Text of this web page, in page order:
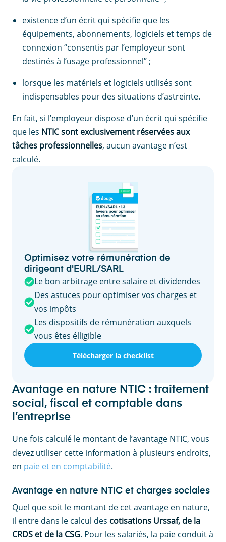
existence d’un écrit qui spécifie que les
équipements, abonnements, logiciels et temps de
connexion “consentis par l’employeur sont
destinés à l’usage professionnel” ;
lorsque les matériels et logiciels utilisés sont
indispensables pour des situations d’astreinte.
En fait, si l’employeur dispose d’un écrit qui spécifie
que les NTIC sont exclusivement réservées aux
tâches professionnelles, aucun avantage n’est
calculé.
Optimisez votre rémunération de
dirigeant d'EURL/SARL
Le bon arbitrage entre salaire et dividendes
Des astuces pour optimiser vos charges et
vos impôts
Les dispositifs de rémunération auxquels
vous êtes élligible
Télécharger la checklist
Avantage en nature NTIC : traitement
social, fiscal et comptable dans
l’entreprise
Une fois calculé le montant de l’avantage NTIC, vous
devez utiliser cette information à plusieurs endroits,
en paie et en comptabilité.
Avantage en nature NTIC et charges sociales
Quel que soit le montant de cet avantage en nature,
il entre dans le calcul des cotisations Urssaf, de la
CRDS et de la CSG. Pour les salariés, la paie conduit à